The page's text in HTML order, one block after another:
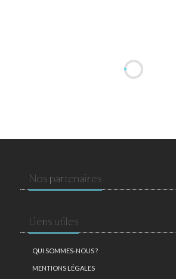
Nos partenaires
Liens utiles
QUI SOMMES-NOUS ?
MENTIONS LÉGALES